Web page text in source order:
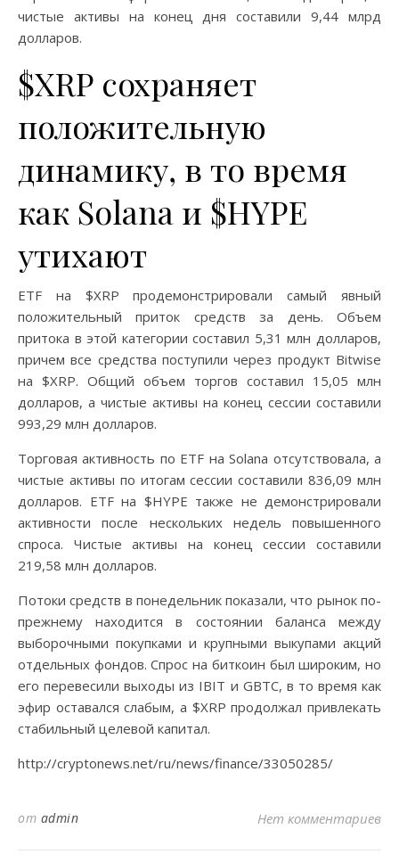
чистые активы на конец дня составили 9,44 млрд
долларов.
$XRP сохраняет
положительную
динамику, в то время
как Solana и $HYPE
утихают
ETF на $XRP продемонстрировали самый явный
положительный приток средств за день. Объем
притока в этой категории составил 5,31 млн долларов,
причем все средства поступили через продукт Bitwise
на $XRP. Общий объем торгов составил 15,05 млн
долларов, а чистые активы на конец сессии составили
993,29 млн долларов.
Торговая активность по ETF на Solana отсутствовала, а
чистые активы по итогам сессии составили 836,09 млн
долларов. ETF на $HYPE также не демонстрировали
активности после нескольких недель повышенного
спроса. Чистые активы на конец сессии составили
219,58 млн долларов.
Потоки средств в понедельник показали, что рынок по-
прежнему находится в состоянии баланса между
выборочными покупками и крупными выкупами акций
отдельных фондов. Спрос на биткоин был широким, но
его перевесили выходы из IBIT и GBTC, в то время как
эфир оставался слабым, а $XRP продолжал привлекать
стабильный целевой капитал.
http://cryptonews.net/ru/news/finance/33050285/
от admin Нет комментариев